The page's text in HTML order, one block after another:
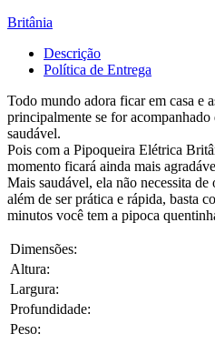
Britânia
Descrição
Política de Entrega
Todo mundo adora ficar em casa e
principalmente se for
saudável.
Pois com a Pipoqueira Elétrica
momento ficará ainda mais
Mais saudável, ela não necessita
além de ser prática e rápida, basta
minutos você tem a pipoca
Dimensões:
Altura:
Largura:
Profundidade:
Peso: